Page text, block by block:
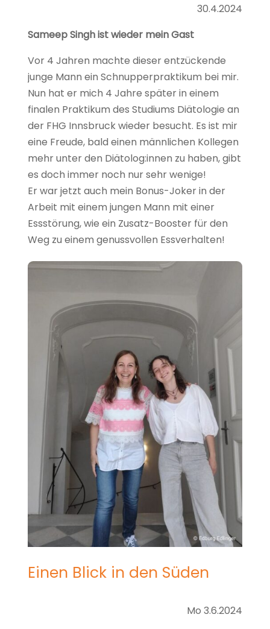
30.4.2024
Sameep Singh ist wieder mein Gast
Vor 4 Jahren machte dieser entzückende
junge Mann ein Schnupperpraktikum bei mir.
Nun hat er mich 4 Jahre später in einem
finalen Praktikum des Studiums Diätologie an
der FHG Innsbruck wieder besucht. Es ist mir
eine Freude, bald einen männlichen Kollegen
mehr unter den Diätolog:innen zu haben, gibt
es doch immer noch nur sehr wenige!
Er war jetzt auch mein Bonus-Joker in der
Arbeit mit einem jungen Mann mit einer
Essstörung, wie ein Zusatz-Booster für den
Weg zu einem genussvollen Essverhalten!
Genussvolle Grüße
Einen Blick in den Süden
Mo 3.6.2024